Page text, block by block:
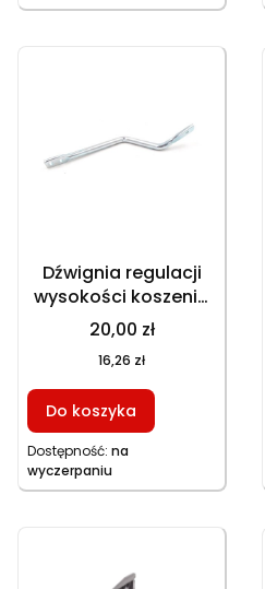
Dźwignia regulacji
wysokości koszenia
do kosiarek
GT150NKS GT153NEKS
HKS753NB, część
zamienna
20,00 zł
16,26 zł
Do koszyka
Dostępność: na
wyczerpaniu